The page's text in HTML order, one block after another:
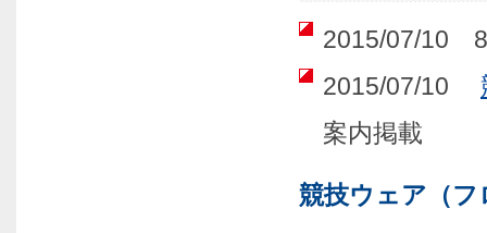
2015/07/10
2015/07/10
案内掲載
競技ウェア（